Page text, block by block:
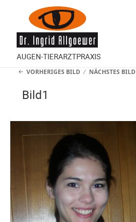
AUGEN-TIERARZTPRAXIS
VORHERIGES BILD NÄCHSTES BILD
Bild1